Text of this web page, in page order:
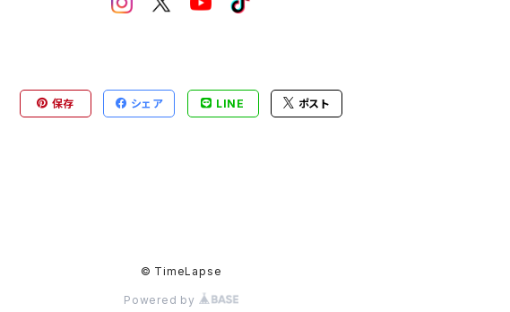
保存 シェア LINE ポスト
© TimeLapse
Powered by